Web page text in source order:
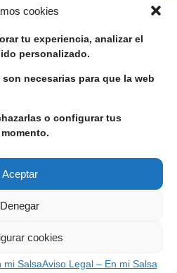
cookies
tu experiencia, analizar el
personalizado.
necesarias para que la web
o configurar tus
Aceptar
Denegar
cookies
mi SalsaAviso Legal – En mi Salsa
sígueme por aquí: